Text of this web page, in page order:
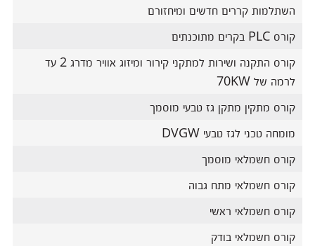
השתלמות קררים חדשים ומיחזורם
קורס PLC בקרים מתוכנתים
קורס התקנה ושירות למתקני קירור ומיזוג אוויר מדרג 2 עד
לרמה של 70KW
קורס מתקין מתקן גז טבעי מוסמך
מומחה טכני לגז טבעי DVGW
קורס חשמלאי מוסמך
קורס חשמלאי מתח גבוה
קורס חשמלאי ראשי
קורס חשמלאי בודק